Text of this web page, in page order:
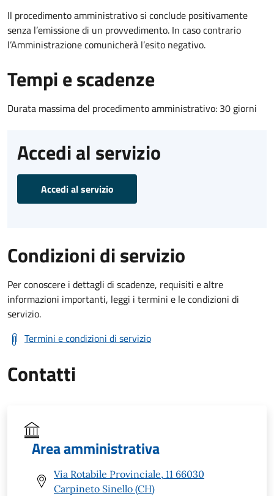
Il procedimento amministrativo si conclude positivamente
senza l’emissione di un provvedimento. In caso contrario
l’Amministrazione comunicherà l’esito negativo.
Tempi e scadenze
Durata massima del procedimento amministrativo: 30 giorni
Accedi al servizio
Accedi al servizio
Condizioni di servizio
Per conoscere i dettagli di scadenze, requisiti e altre
informazioni importanti, leggi i termini e le condizioni di
servizio.
Termini e condizioni di servizio
Contatti
Area amministrativa
Via Rotabile Provinciale, 11 66030
Carpineto Sinello (CH)